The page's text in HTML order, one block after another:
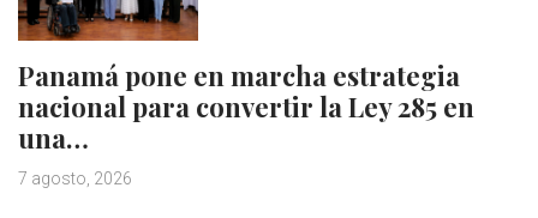
Panamá pone en marcha estrategia
nacional para convertir la Ley 285 en
una…
7 agosto, 2026